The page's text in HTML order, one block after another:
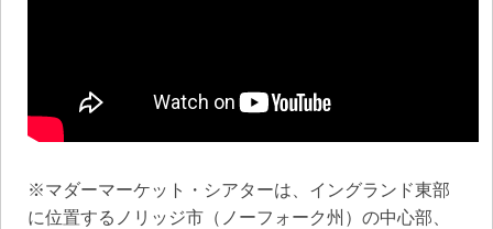
※マダーマーケット・シアターは、イングランド東部
に位置するノリッジ市（ノーフォーク州）の中心部、